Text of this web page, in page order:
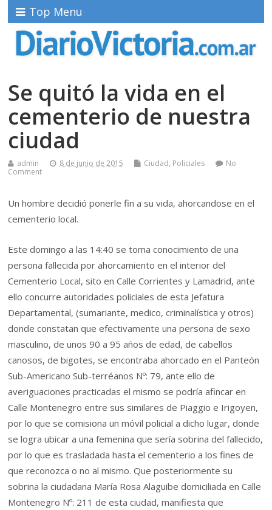
Top Menu
Se quitó la vida en el
cementerio de nuestra
ciudad
admin 8 de junio de 2015 Ciudad, Policiales
No
Comment
Un hombre decidió ponerle fin a su vida, ahorcandose en el
cementerio local.
Este domingo a las 14:40 se toma conocimiento de una
persona fallecida por ahorcamiento en el interior del
Cementerio Local, sito en Calle Corrientes y Lamadrid, ante
ello concurre autoridades policiales de esta Jefatura
Departamental, (sumariante, medico, criminalística y otros)
donde constatan que efectivamente una persona de sexo
masculino, de unos 90 a 95 años de edad, de cabellos
canosos, de bigotes, se encontraba ahorcado en el Panteón
Sub-Americano Sub-terréanos Nº: 79, ante ello de
averiguaciones practicadas el mismo se podría afincar en
Calle Montenegro entre sus similares de Piaggio e Irigoyen,
por lo que se comisiona un móvil policial a dicho lugar, donde
se logra ubicar a una femenina que sería sobrina del fallecido,
por lo que es trasladada hasta el cementerio a los fines de
que reconozca o no al mismo. Que posteriormente su
sobrina la ciudadana María Rosa Alaguibe domiciliada en Calle
Montenegro Nº: 211 de esta ciudad, manifiesta que